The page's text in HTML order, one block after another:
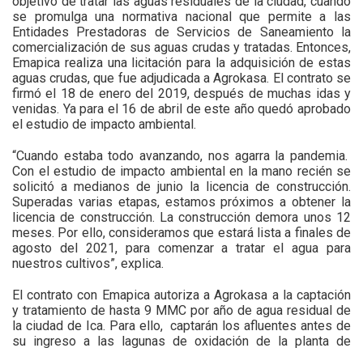
se promulga una normativa nacional que permite a las
Entidades Prestadoras de Servicios de Saneamiento la
comercialización de sus aguas crudas y tratadas. Entonces,
Emapica realiza una licitación para la adquisición de estas
aguas crudas, que fue adjudicada a Agrokasa. El contrato se
firmó el 18 de enero del 2019, después de muchas idas y
venidas. Ya para el 16 de abril de este año quedó aprobado
el estudio de impacto ambiental.
“Cuando estaba todo avanzando, nos agarra la pandemia.
Con el estudio de impacto ambiental en la mano recién se
solicitó a medianos de junio la licencia de construcción.
Superadas varias etapas, estamos próximos a obtener la
licencia de construcción. La construcción demora unos 12
meses. Por ello, consideramos que estará lista a finales de
agosto del 2021, para comenzar a tratar el agua para
nuestros cultivos”, explica.
El contrato con Emapica autoriza a Agrokasa a la captación
y tratamiento de hasta 9 MMC por año de agua residual de
la ciudad de Ica. Para ello, captarán los afluentes antes de
su ingreso a las lagunas de oxidación de la planta de